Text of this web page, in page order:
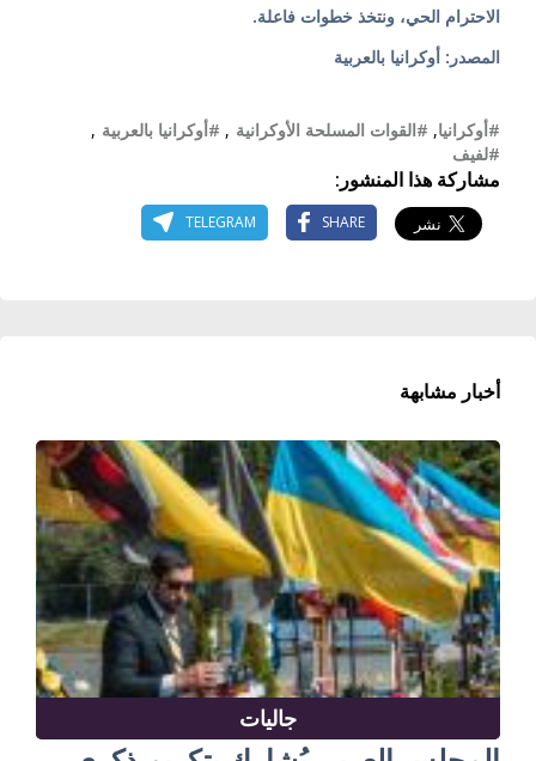
الاحترام الحي، ونتخذ خطوات فاعلة.
المصدر: أوكرانيا بالعربية
#أوكرانيا, #القوات المسلحة الأوكرانية , #أوكرانيا بالعربية ,
#لفيف
مشاركة هذا المنشور:
SHARE
TELEGRAM
أخبار مشابهة
جاليات